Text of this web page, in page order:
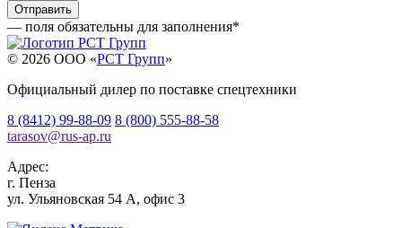
— поля обязательны для заполнения*
© 2026 OOO «РСТ Групп»
Официальный дилер по поставке спецтехники
8 (8412) 99-88-09 8 (800) 555-88-58
tarasov@rus-ap.ru
Адрес:
г. Пенза
ул. Ульяновская 54 А, офис 3